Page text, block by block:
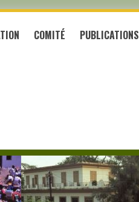
COMITÉ PUBLICATIONS